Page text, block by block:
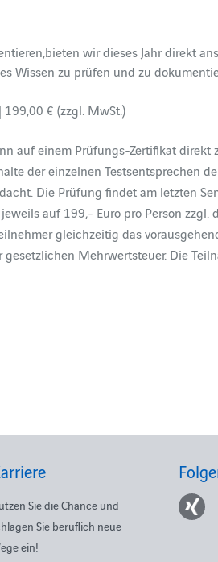
wir dieses Jahr direkt
Wissen zu prüfen und zu
€ (zzgl. MwSt.)
auf einem Prüfungs-Zertifikat direkt
der einzelnen Testsentsprechen
Die Prüfung findet am letzten
auf 199,- Euro pro Person zzgl.
gleichzeitig das
Mehrwertsteuer. Die
Sie die Chance und
Sie beruflich neue
ein!